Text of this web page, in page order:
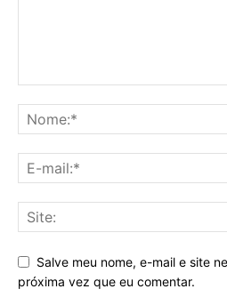
Salve meu nome, e-mail e site
próxima vez que eu comentar.